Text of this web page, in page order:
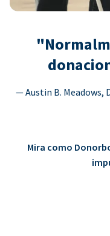
— Austin B. Meadows,
Mira como